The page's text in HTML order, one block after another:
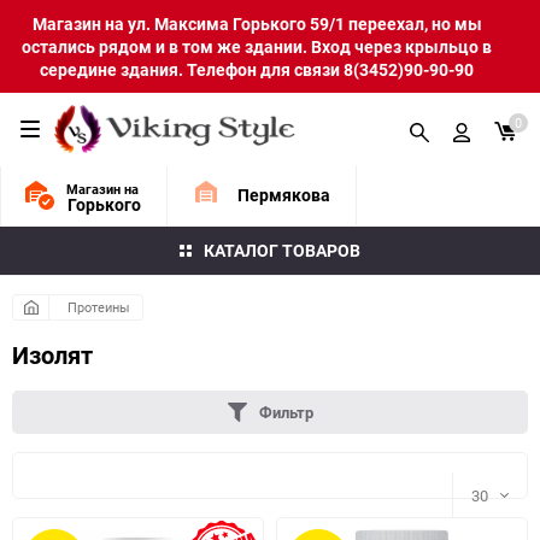
Магазин на ул. Максима Горького 59/1 переехал, но мы
остались рядом и в том же здании. Вход через крыльцо в
середине здания. Телефон для связи 8(3452)90-90-90
Магазин на
Горького Пермякова
КАТАЛОГ ТОВАРОВ
0
Протеины
Изолят
Фильтр
30